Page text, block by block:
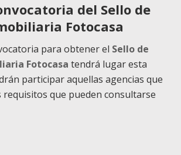
del Sello de
Fotocasa
para obtener el Sello de
Fotocasa tendrá lugar esta
participar aquellas agencias que
requisitos que pueden consultarse